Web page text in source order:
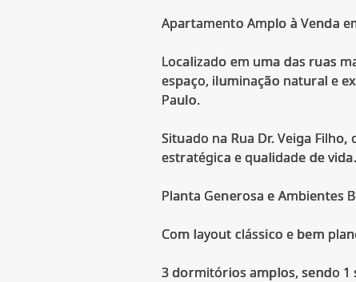
Apartamento Amplo à Venda
Localizado em uma das ruas
espaço, iluminação natural e
Paulo.
Situado na Rua Dr. Veiga
estratégica e qualidade de vida.
Planta Generosa e Ambientes
Com layout clássico e bem
3 dormitórios amplos, sendo 1